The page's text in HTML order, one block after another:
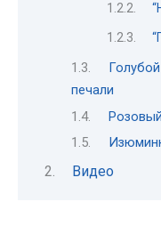
печали
Видео